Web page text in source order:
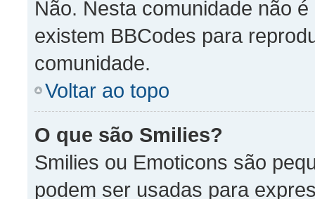
Não. Nesta comunidade não
existem BBCodes para
comunidade.
Voltar ao topo
O que são Smilies?
Smilies ou Emoticons são
podem ser usadas para